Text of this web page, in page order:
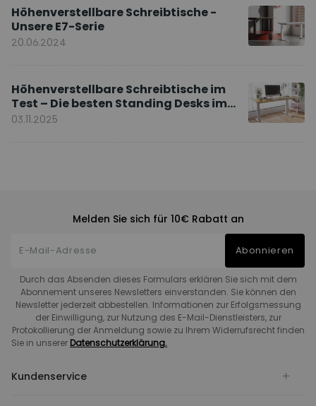
Höhenverstellbare Schreibtische -
Unsere E7-Serie
20.06.2024
Höhenverstellbare Schreibtische im
Test – Die besten Standing Desks im
Vergleich
03.11.2025
Melden Sie sich für 10€ Rabatt an
Abonnieren
Durch das Absenden dieses Formulars erklären Sie sich mit dem
Abonnement unseres Newsletters einverstanden. Sie können den
Newsletter jederzeit abbestellen. Informationen zur Erfolgsmessung
der Einwilligung, zur Nutzung des E-Mail-Dienstleisters, zur
Protokollierung der Anmeldung sowie zu Ihrem Widerrufsrecht finden
Sie in unserer Datenschutzerklärung.
Kundenservice